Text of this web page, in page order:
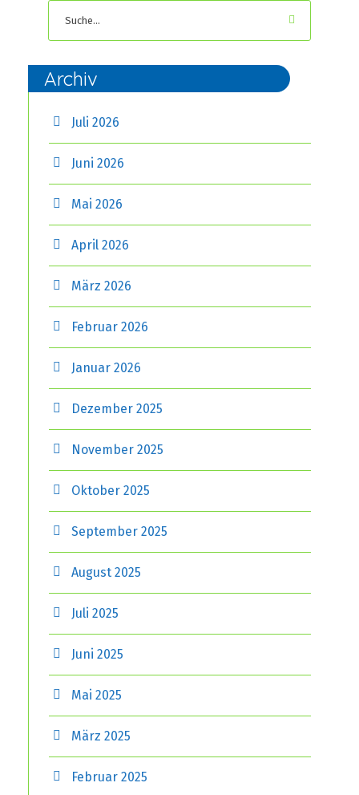
Archiv
Juli 2026
Juni 2026
Mai 2026
April 2026
März 2026
Februar 2026
Januar 2026
Dezember 2025
November 2025
Oktober 2025
September 2025
August 2025
Juli 2025
Juni 2025
Mai 2025
März 2025
Februar 2025